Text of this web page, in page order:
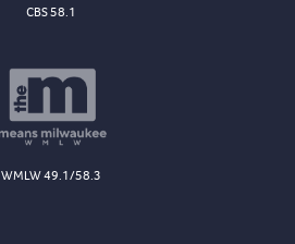
CBS 58.1
WMLW 49.1/58.3